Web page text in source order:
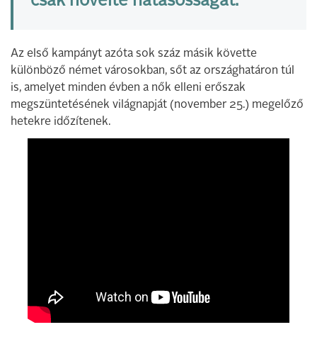
Az első kampányt azóta sok száz másik követte
különböző német városokban, sőt az országhatáron túl
is, amelyet minden évben a nők elleni erőszak
megszüntetésének világnapját (november 25.) megelőző
hetekre időzítenek.